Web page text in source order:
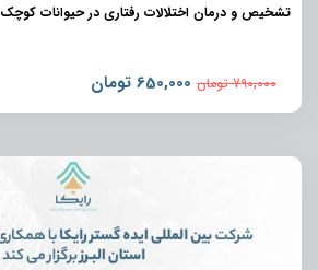
تشخیص و درمان اختلالات رفتاری در حیوانات کوچک
790,000 تومان 650,000 تومان